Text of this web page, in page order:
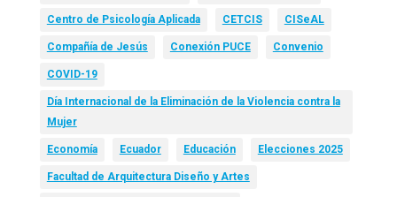
Centro de Psicología Aplicada CETCIS CISeAL
Compañía de Jesús Conexión PUCE Convenio
COVID-19
Día Internacional de la Eliminación de la Violencia contra la
Mujer
Economía Ecuador Educación Elecciones 2025
Facultad de Arquitectura Diseño y Artes